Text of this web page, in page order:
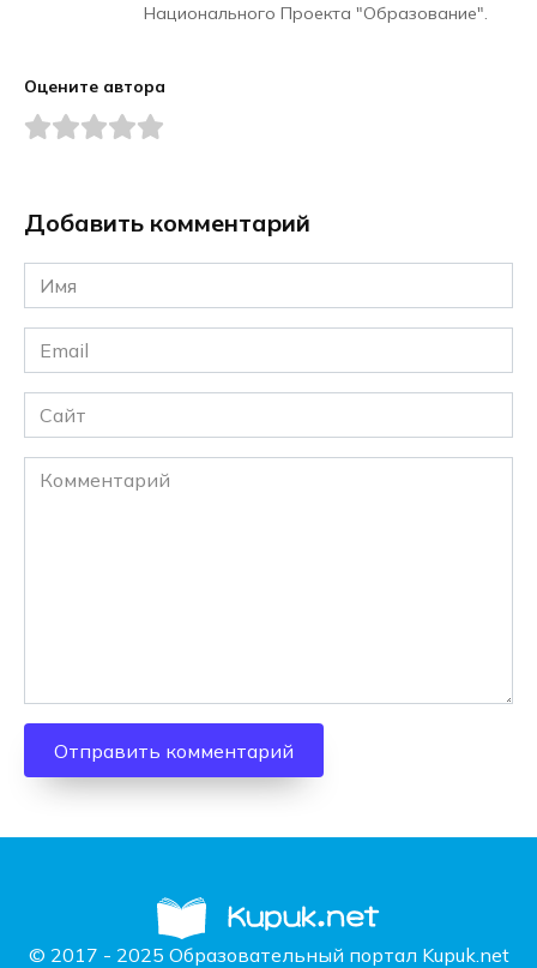
Национального Проекта "Образование".
Оцените автора
Добавить комментарий
Имя
*
Email
*
Сайт
Комментарий
© 2017 - 2025 Образовательный портал Kupuk.net